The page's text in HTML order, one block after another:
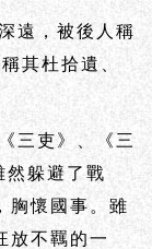
遠，被後人稱
其杜拾遺、
三吏》、《三
然躲避了戰
胸懷國事。雖
放不羈的一